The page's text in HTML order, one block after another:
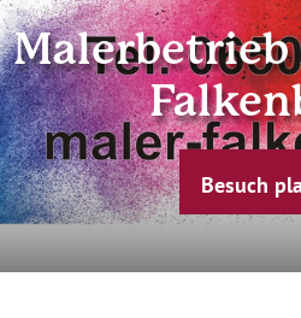
Malerbetrieb
Besuch